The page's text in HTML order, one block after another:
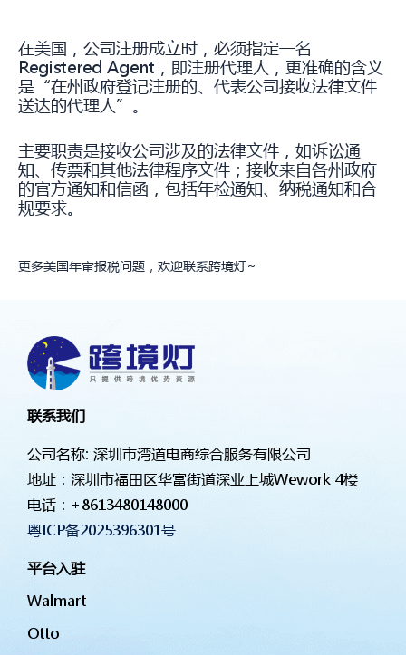
在美国，公司注册成立时，必须指定一名
Registered Agent，即注册代理人，更准确的含义
是“在州政府登记注册的、代表公司接收法律文件
送达的代理人”。
主要职责是接收公司涉及的法律文件，如诉讼通
知、传票和其他法律程序文件；接收来自各州政府
的官方通知和信函，包括年检通知、纳税通知和合
规要求。
更多美国年审报税问题，欢迎联系跨境灯~
联系我们
公司名称: 深圳市湾道电商综合服务有限公司
地址：深圳市福田区华富街道深业上城Wework 4楼
电话： +8613480148000
粤ICP备2025396301号
平台入驻
Walmart
Otto